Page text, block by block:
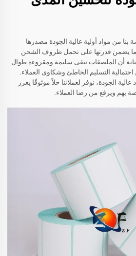
من مواد أولية عالية الجودة مصدرها
يضمن قدرتها على تحمل ظروف الشحن
أن الملصقات تبقى سليمة ومقروءة طوال
التسليم الخاطئ وشكاوى العملاء.
الجودة، نوفر لعملائنا حلاً موثوقًا يعزز
بهم ويرفع من رضا العملاء.